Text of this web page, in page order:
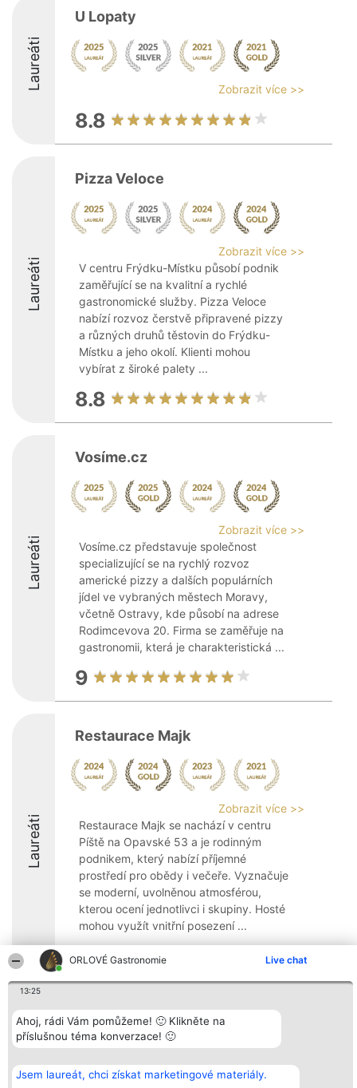
ORLOVÉ Gastronomie Live chat
13:25
Ahoj, rádi Vám pomůžeme! 🙂 Klikněte na
příslušnou téma konverzace! 🙂
Jsem laureát, chci získat marketingové materiály.
Laureáti
U Lopaty
Zobrazit více >>
8.8
Laureáti
Pizza Veloce
Zobrazit více >>
V centru Frýdku-Místku působí podnik
zaměřující se na kvalitní a rychlé
gastronomické služby. Pizza Veloce
nabízí rozvoz čerstvě připravené pizzy
a různých druhů těstovin do Frýdku-
Místku a jeho okolí. Klienti mohou
vybírat z široké palety ...
8.8
Laureáti
Vosíme.cz
Zobrazit více >>
Vosíme.cz představuje společnost
specializující se na rychlý rozvoz
americké pizzy a dalších populárních
jídel ve vybraných městech Moravy,
včetně Ostravy, kde působí na adrese
Rodimcevova 20. Firma se zaměřuje na
gastronomii, která je charakteristická ...
9
Laureáti
Restaurace Majk
Zobrazit více >>
Restaurace Majk se nachází v centru
Píště na Opavské 53 a je rodinným
podnikem, který nabízí příjemné
prostředí pro obědy i večeře. Vyznačuje
se moderní, uvolněnou atmosférou,
kterou ocení jednotlivci i skupiny. Hosté
mohou využít vnitřní posezení ...
Organizátor hlasování
Bright Side Solutions sp. z o.
o. sp. k.
ul. Ruska 22
KRS 0000749100 | Regon
381313360 | NIP 8943132676
Plebiscyt
Vítězové
Seznam všech
laureátů
Pravidla
Kontakt